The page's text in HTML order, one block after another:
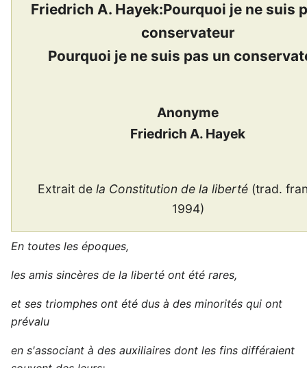
Friedrich A. Hayek:Pourquoi je ne suis
conservateur
Pourquoi je ne suis pas un
Anonyme
Friedrich A. Hayek
Extrait dela Constitution de la liberté (trad.
1994)
En toutes les époques,
les amis sincères de la liberté ont été rares,
et ses triomphes ont été dus à des minorités qui ont
prévalu
en s'associant à des auxiliaires dont les fins différaient